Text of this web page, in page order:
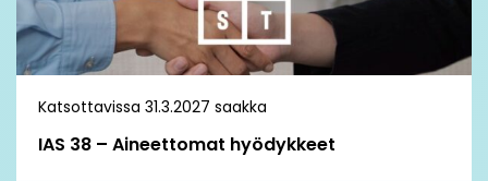
Katsottavissa 31.3.2027 saakka
IAS 38 – Aineettomat hyödykkeet